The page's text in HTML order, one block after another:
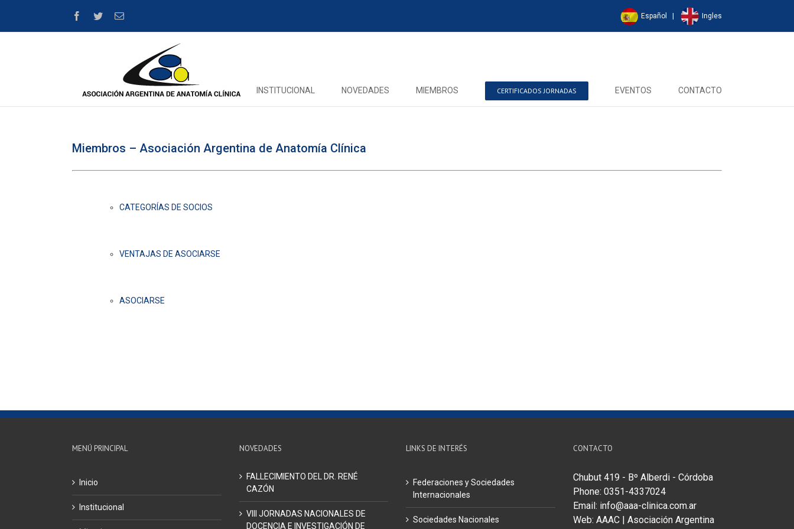
Facebook
TwitterEmail Español Ingles
INSTITUCIONAL NOVEDADES MIEMBROS CERTIFICADOS JORNADAS EVENTOS CONTACTO
Miembros – Asociación Argentina de Anatomía Clínica
CATEGORÍAS DE SOCIOS
VENTAJAS DE ASOCIARSE
ASOCIARSE
MENÚ PRINCIPAL
Inicio
Institucional
NOVEDADES
FALLECIMIENTO DEL DR. RENÉ
CAZÓN
VIII JORNADAS NACIONALES DE
DOCENCIA E INVESTIGACIÓN DE
LINKS DE INTERÉS
Federaciones y Sociedades
Internacionales
Sociedades Nacionales
CONTACTO
Chubut 419 - Bº Alberdi - Córdoba
Phone: 0351-4337024
Email: info@aaa-clinica.com.ar
Web: AAAC | Asociación Argentina